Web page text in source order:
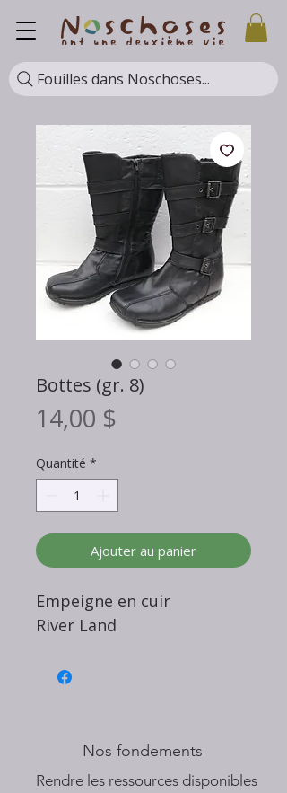
Fouilles dans Noschoses...
Bottes (gr. 8)
14,00 $
Quantité *
Ajouter au panier
Empeigne en cuir
River Land
Nos fondements
​Rendre les ressources disponibles